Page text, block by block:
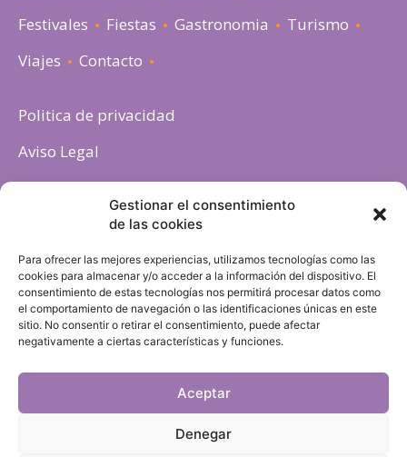
Gestionar el consentimiento
de las cookies
Para ofrecer las mejores experiencias, utilizamos tecnologías como las
cookies para almacenar y/o acceder a la información del dispositivo. El
consentimiento de estas tecnologías nos permitirá procesar datos como
el comportamiento de navegación o las identificaciones únicas en este
sitio. No consentir o retirar el consentimiento, puede afectar
negativamente a ciertas características y funciones.
Aceptar
Denegar
Festivales
Fiestas Gastronomia
Turismo
Viajes
Contacto
Politica de privacidad
Aviso Legal
Política de cookies